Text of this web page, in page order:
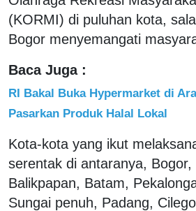
(KORMI) di puluhan kota,
Bogor menyemangati
Baca Juga :
RI Bakal Buka Hypermarket di
Pasarkan Produk Halal Lokal
Kota-kota yang ikut
serentak di antaranya, Bogor,
Balikpapan, Batam,
Sungai penuh, Padang,